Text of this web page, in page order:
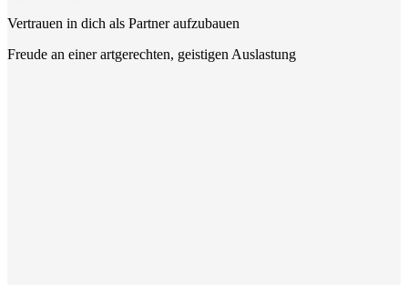
Vertrauen in dich als Partner aufzubauen
Freude an einer artgerechten, geistigen Auslastung